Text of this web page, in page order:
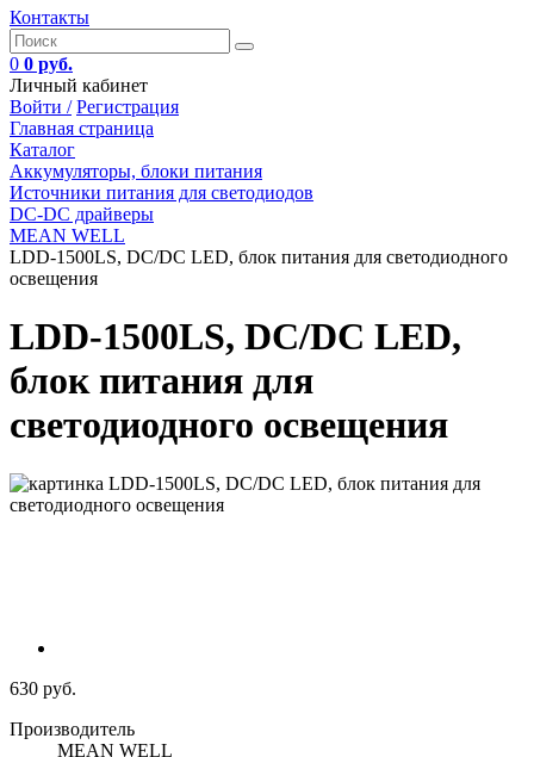
Контакты
0 0 руб.
Личный кабинет
Войти / Регистрация
Главная страница
Каталог
Аккумуляторы, блоки питания
Источники питания для светодиодов
DC-DC драйверы
MEAN WELL
LDD-1500LS, DC/DC LED, блок питания для светодиодного
освещения
LDD-1500LS, DC/DC LED,
блок питания для
светодиодного освещения
630 руб.
Производитель
MEAN WELL